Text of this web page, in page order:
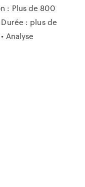
: Plus de 800
: plus de
Analyse